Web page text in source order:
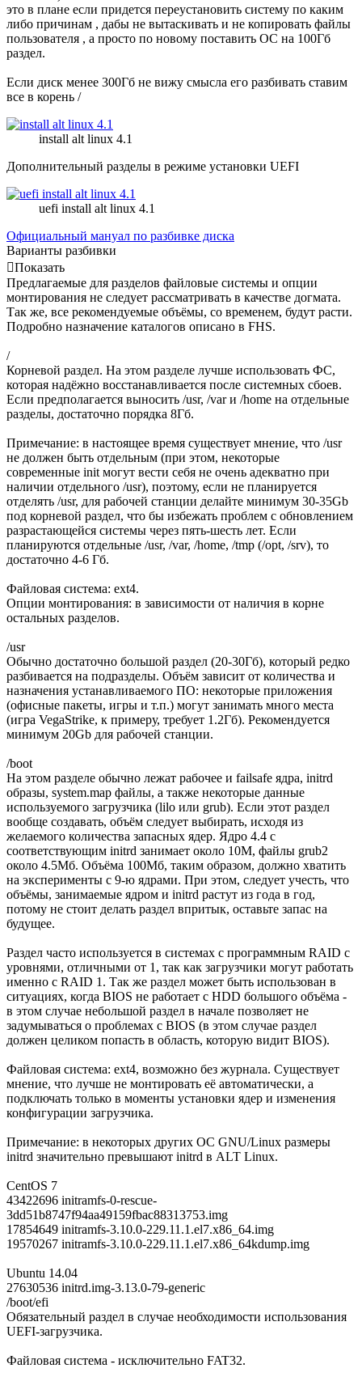
это в плане если придется переустановить систему по каким
либо причинам , дабы не вытаскивать и не копировать файлы
пользователя , а просто по новому поставить ОС на 100Гб
раздел.
Если диск менее 300Гб не вижу смысла его разбивать ставим
все в корень /
install alt linux 4.1
Дополнительный разделы в режиме установки UEFI
uefi install alt linux 4.1
Официальный мануал по разбивке диска
Варианты разбивки
Показать
Предлагаемые для разделов файловые системы и опции
монтирования не следует рассматривать в качестве догмата.
Так же, все рекомендуемые объёмы, со временем, будут расти.
Подробно назначение каталогов описано в FHS.
/
Корневой раздел. На этом разделе лучше использовать ФС,
которая надёжно восстанавливается после системных сбоев.
Если предполагается выносить /usr, /var и /home на отдельные
разделы, достаточно порядка 8Гб.
Примечание: в настоящее время существует мнение, что /usr
не должен быть отдельным (при этом, некоторые
современные init могут вести себя не очень адекватно при
наличии отдельного /usr), поэтому, если не планируется
отделять /usr, для рабочей станции делайте минимум 30-35Gb
под корневой раздел, что бы избежать проблем с обновлением
разрастающейся системы через пять-шесть лет. Если
планируются отдельные /usr, /var, /home, /tmp (/opt, /srv), то
достаточно 4-6 Гб.
Файловая система: ext4.
Опции монтирования: в зависимости от наличия в корне
остальных разделов.
/usr
Обычно достаточно большой раздел (20-30Гб), который редко
разбивается на подразделы. Объём зависит от количества и
назначения устанавливаемого ПО: некоторые приложения
(офисные пакеты, игры и т.п.) могут занимать много места
(игра VegaStrike, к примеру, требует 1.2Гб). Рекомендуется
минимум 20Gb для рабочей станции.
/boot
На этом разделе обычно лежат рабочее и failsafe ядра, initrd
образы, system.map файлы, а также некоторые данные
используемого загрузчика (lilo или grub). Если этот раздел
вообще создавать, объём следует выбирать, исходя из
желаемого количества запасных ядер. Ядро 4.4 с
соответствующим initrd занимает около 10М, файлы grub2
около 4.5Мб. Объёма 100Мб, таким образом, должно хватить
на эксперименты с 9-ю ядрами. При этом, следует учесть, что
объёмы, занимаемые ядром и initrd растут из года в год,
потому не стоит делать раздел впритык, оставьте запас на
будущее.
Раздел часто используется в системах с программным RAID с
уровнями, отличными от 1, так как загрузчики могут работать
именно с RAID 1. Так же раздел может быть использован в
ситуациях, когда BIOS не работает с HDD большого объёма -
в этом случае небольшой раздел в начале позволяет не
задумываться о проблемах с BIOS (в этом случае раздел
должен целиком попасть в область, которую видит BIOS).
Файловая система: ext4, возможно без журнала. Существует
мнение, что лучше не монтировать её автоматически, а
подключать только в моменты установки ядер и изменения
конфигурации загрузчика.
Примечание: в некоторых других ОС GNU/Linux размеры
initrd значительно превышают initrd в ALT Linux.
CentOS 7
43422696 initramfs-0-rescue-
3dd51b8747f94aa49159fbac88313753.img
17854649 initramfs-3.10.0-229.11.1.el7.x86_64.img
19570267 initramfs-3.10.0-229.11.1.el7.x86_64kdump.img
Ubuntu 14.04
27630536 initrd.img-3.13.0-79-generic
/boot/efi
Обязательный раздел в случае необходимости использования
UEFI-загрузчика.
Файловая система - исключительно FAT32.